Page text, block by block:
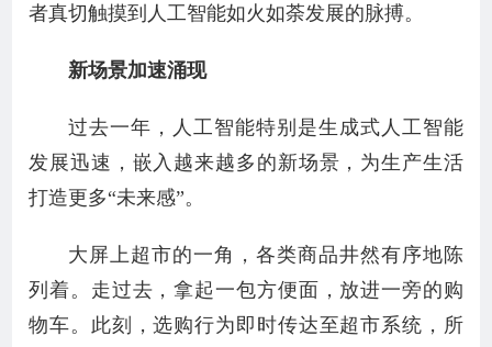
者真切触摸到人工智能如火如荼发展的脉搏。
新场景加速涌现
过去一年，人工智能特别是生成式人工智能
发展迅速，嵌入越来越多的新场景，为生产生活
打造更多“未来感”。
大屏上超市的一角，各类商品井然有序地陈
列着。走过去，拿起一包方便面，放进一旁的购
物车。此刻，选购行为即时传达至超市系统，所